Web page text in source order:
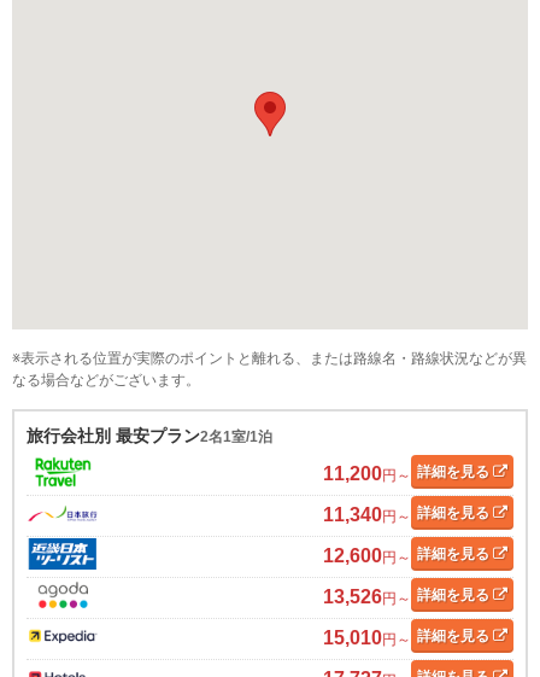
※表示される位置が実際のポイントと離れる、または路線名・路線状況などが異
なる場合などがございます。
旅行会社別 最安プラン2名1室/1泊
11,200円～ 詳細を見る
11,340円～ 詳細を見る
12,600円～ 詳細を見る
13,526円～ 詳細を見る
15,010円～ 詳細を見る